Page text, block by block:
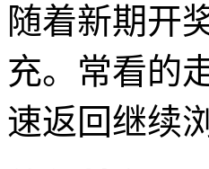
随着新期开
充。常看的
速返回继续